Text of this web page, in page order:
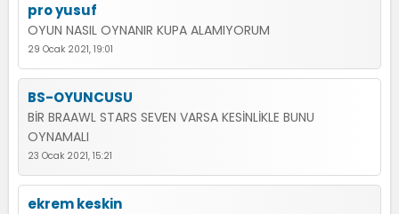
pro yusuf
OYUN NASIL OYNANIR KUPA ALAMIYORUM
29 Ocak 2021, 19:01
BS-OYUNCUSU
BİR BRAAWL STARS SEVEN VARSA KESİNLİKLE BUNU
OYNAMALI
23 Ocak 2021, 15:21
ekrem keskin